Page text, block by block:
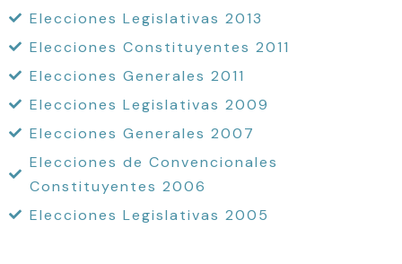
Elecciones Legislativas 2013
Elecciones Constituyentes 2011
Elecciones Generales 2011
Elecciones Legislativas 2009
Elecciones Generales 2007
Elecciones de Convencionales
Constituyentes 2006
Elecciones Legislativas 2005